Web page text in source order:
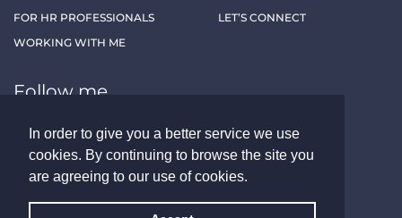
In order to give you a better service we use
cookies. By continuing to browse the site you
are agreeing to our use of cookies.
FOR HR PROFESSIONALS
WORKING WITH ME
LET’S CONNECT
Follow me
LINKEDIN XING